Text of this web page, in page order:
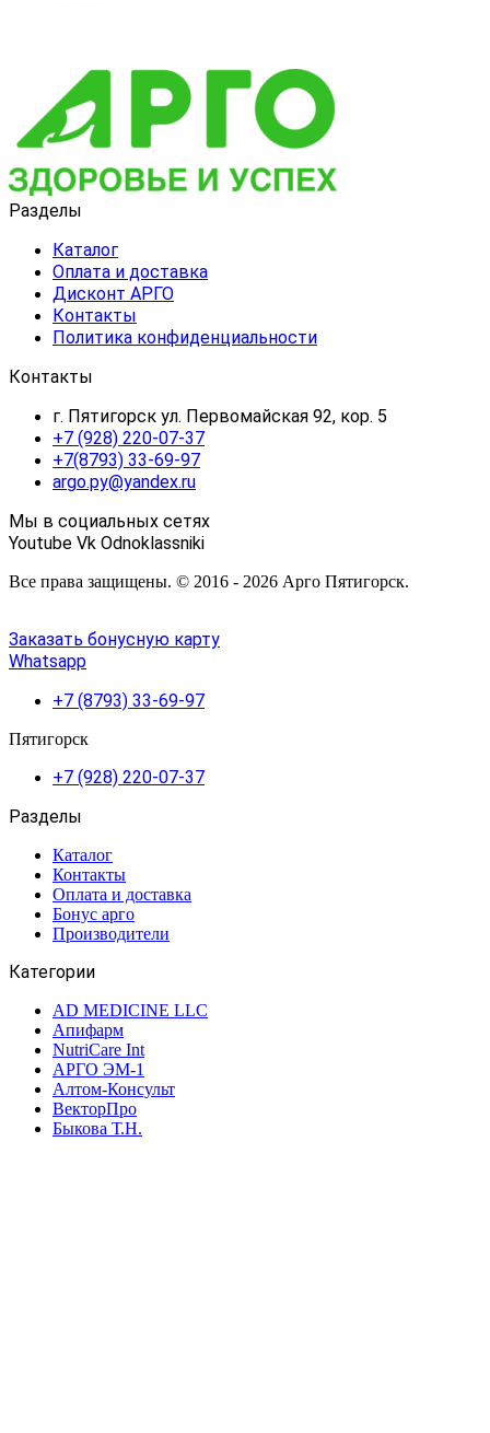
Разделы
Каталог
Оплата и доставка
Дисконт АРГО
Контакты
Политика конфиденциальности
Контакты
г. Пятигорск ул. Первомайская 92, кор. 5
+7 (928) 220-07-37
+7(8793) 33-69-97
argo.py@yandex.ru
Мы в социальных сетях
Youtube Vk Odnoklassniki
Все права защищены. © 2016 - 2026 Арго Пятигорск.
Заказать бонусную карту
Whatsapp
+7 (8793) 33-69-97
Пятигорск
+7 (928) 220-07-37
Разделы
Каталог
Контакты
Оплата и доставка
Бонус арго
Производители
Категории
AD MEDICINE LLC
Апифарм
NutriCare Int
АРГО ЭМ-1
Алтом-Консульт
ВекторПро
Быкова Т.Н.